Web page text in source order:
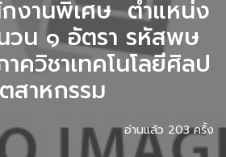
งานพิเศษ ตำแหน่ง
วน ๑ อัตรา รหัสพษ
วิชาเทคโนโลยีศิลป
สาหกรรม
อ่านแล้ว 203 ครั้ง